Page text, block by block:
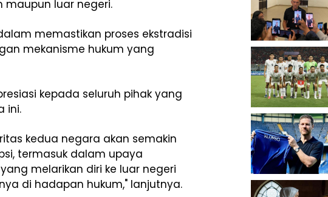
maupun luar negeri.
memastikan proses ekstradisi
mekanisme hukum yang
kepada seluruh pihak yang
ini.
kedua negara akan semakin
termasuk dalam upaya
melarikan diri ke luar negeri
di hadapan hukum," lanjutnya.